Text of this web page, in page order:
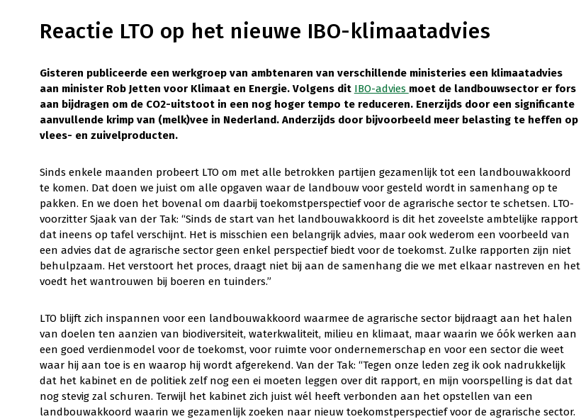
Reactie LTO op het nieuwe IBO-klimaatadvies
Gisteren publiceerde een werkgroep van ambtenaren van verschillende ministeries een klimaatadvies
aan minister Rob Jetten voor Klimaat en Energie. Volgens dit IBO-advies moet de landbouwsector er fors
aan bijdragen om de CO2-uitstoot in een nog hoger tempo te reduceren. Enerzijds door een significante
aanvullende krimp van (melk)vee in Nederland. Anderzijds door bijvoorbeeld meer belasting te heffen op
vlees- en zuivelproducten.
Sinds enkele maanden probeert LTO om met alle betrokken partijen gezamenlijk tot een landbouwakkoord
te komen. Dat doen we juist om alle opgaven waar de landbouw voor gesteld wordt in samenhang op te
pakken. En we doen het bovenal om daarbij toekomstperspectief voor de agrarische sector te schetsen. LTO-
voorzitter Sjaak van der Tak: “Sinds de start van het landbouwakkoord is dit het zoveelste ambtelijke rapport
dat ineens op tafel verschijnt. Het is misschien een belangrijk advies, maar ook wederom een voorbeeld van
een advies dat de agrarische sector geen enkel perspectief biedt voor de toekomst. Zulke rapporten zijn niet
behulpzaam. Het verstoort het proces, draagt niet bij aan de samenhang die we met elkaar nastreven en het
voedt het wantrouwen bij boeren en tuinders.”
LTO blijft zich inspannen voor een landbouwakkoord waarmee de agrarische sector bijdraagt aan het halen
van doelen ten aanzien van biodiversiteit, waterkwaliteit, milieu en klimaat, maar waarin we óók werken aan
een goed verdienmodel voor de toekomst, voor ruimte voor ondernemerschap en voor een sector die weet
waar hij aan toe is en waarop hij wordt afgerekend. Van der Tak: “Tegen onze leden zeg ik ook nadrukkelijk
dat het kabinet en de politiek zelf nog een ei moeten leggen over dit rapport, en mijn voorspelling is dat dat
nog stevig zal schuren. Terwijl het kabinet zich juist wél heeft verbonden aan het opstellen van een
landbouwakkoord waarin we gezamenlijk zoeken naar nieuw toekomstperspectief voor de agrarische sector.